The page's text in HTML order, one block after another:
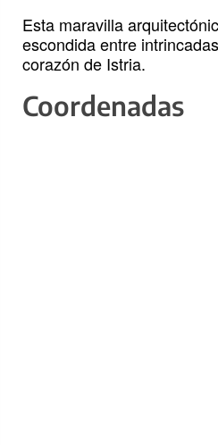
Esta maravilla
escondida entre
corazón de Istria.
Coordenadas